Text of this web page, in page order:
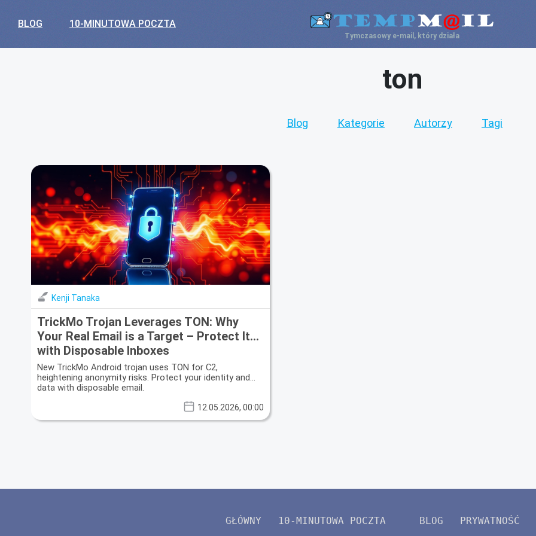
BLOG 10-MINUTOWA POCZTA
Tymczasowy e-mail, który działa
ton
Blog Kategorie Autorzy Tagi
Kenji Tanaka
TrickMo Trojan Leverages TON: Why
Your Real Email is a Target – Protect It
with Disposable Inboxes
New TrickMo Android trojan uses TON for C2,
heightening anonymity risks. Protect your identity and
data with disposable email.
12.05.2026, 00:00
GŁÓWNY 10-MINUTOWA POCZTA BLOG PRYWATNOŚĆ